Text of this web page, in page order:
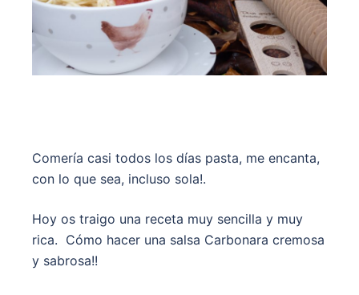
Comería casi todos los días pasta, me encanta,
con lo que sea, incluso sola!.
Hoy os traigo una receta muy sencilla y muy
rica. Cómo hacer una salsa Carbonara cremosa
y sabrosa!!